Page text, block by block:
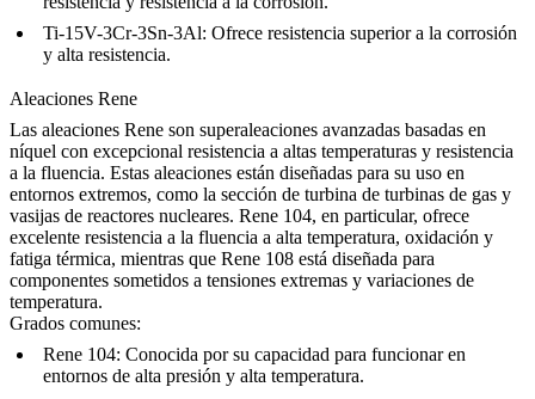
Ti-15V-3Cr-3Sn-3Al: Ofrece resistencia superior a la corrosión
y alta resistencia.
Aleaciones Rene
Las aleaciones Rene son superaleaciones avanzadas basadas en
níquel con excepcional resistencia a altas temperaturas y resistencia
a la fluencia. Estas aleaciones están diseñadas para su uso en
entornos extremos, como la sección de turbina de turbinas de gas y
vasijas de reactores nucleares. Rene 104, en particular, ofrece
excelente resistencia a la fluencia a alta temperatura, oxidación y
fatiga térmica, mientras que Rene 108 está diseñada para
componentes sometidos a tensiones extremas y variaciones de
temperatura.
Grados comunes:
Rene 104: Conocida por su capacidad para funcionar en
entornos de alta presión y alta temperatura.